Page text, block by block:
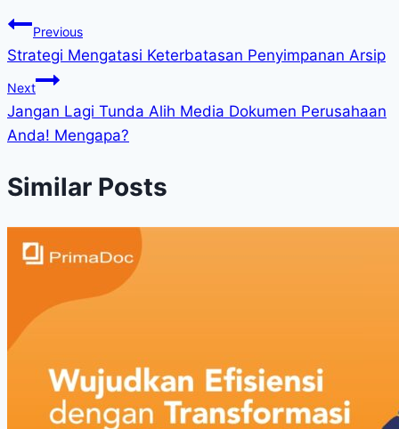
Previous
Strategi Mengatasi Keterbatasan Penyimpanan Arsip
Next
Jangan Lagi Tunda Alih Media Dokumen Perusahaan
Anda! Mengapa?
Similar Posts